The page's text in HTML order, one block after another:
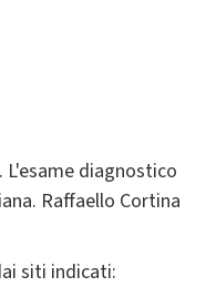
L'esame diagnostico
Raffaello Cortina
siti indicati: